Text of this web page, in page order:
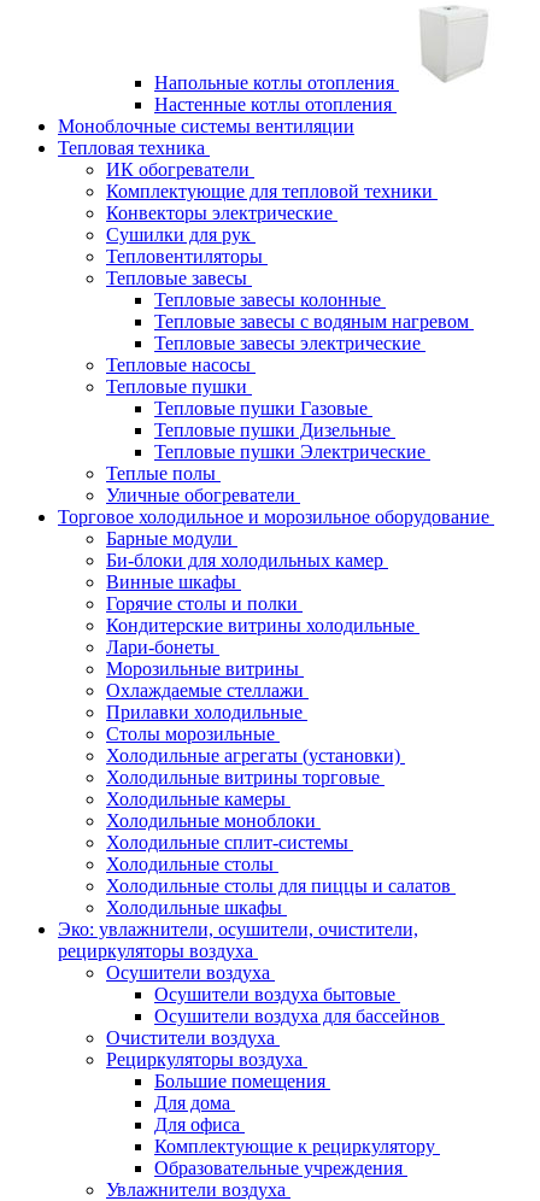
Напольные котлы отопления
Настенные котлы отопления
Моноблочные системы вентиляции
Тепловая техника
ИК обогреватели
Комплектующие для тепловой техники
Конвекторы электрические
Сушилки для рук
Тепловентиляторы
Тепловые завесы
Тепловые завесы колонные
Тепловые завесы с водяным нагревом
Тепловые завесы электрические
Тепловые насосы
Тепловые пушки
Тепловые пушки Газовые
Тепловые пушки Дизельные
Тепловые пушки Электрические
Теплые полы
Уличные обогреватели
Торговое холодильное и морозильное оборудование
Барные модули
Би-блоки для холодильных камер
Винные шкафы
Горячие столы и полки
Кондитерские витрины холодильные
Лари-бонеты
Морозильные витрины
Охлаждаемые стеллажи
Прилавки холодильные
Столы морозильные
Холодильные агрегаты (установки)
Холодильные витрины торговые
Холодильные камеры
Холодильные моноблоки
Холодильные сплит-системы
Холодильные столы
Холодильные столы для пиццы и салатов
Холодильные шкафы
Эко: увлажнители, осушители, очистители,
рециркуляторы воздуха
Осушители воздуха
Осушители воздуха бытовые
Осушители воздуха для бассейнов
Очистители воздуха
Рециркуляторы воздуха
Большие помещения
Для дома
Для офиса
Комплектующие к рециркулятору
Образовательные учреждения
Увлажнители воздуха